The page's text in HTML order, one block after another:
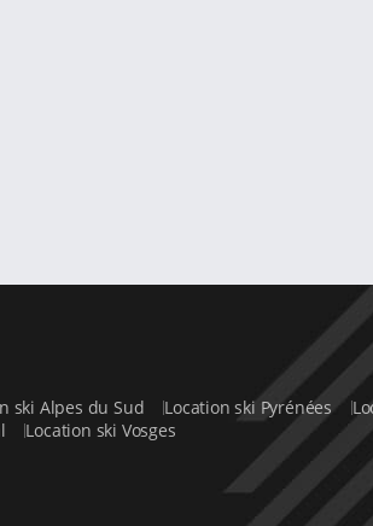
ski Alpes du Sud Location ski Pyrénées
Location ski Vosges